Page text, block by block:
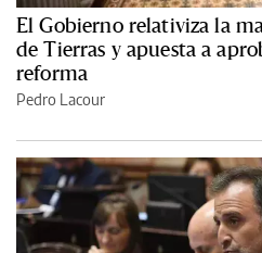
El Gobierno relativiza la
de Tierras y apuesta a
reforma
Pedro Lacour